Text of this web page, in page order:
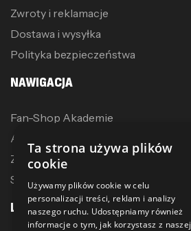
Zwroty i reklamacje
Dostawa i wysyłka
Polityka bezpieczeństwa
NAWIGACJA
Fan-Shop Akademie
Akcesoria treningowe
Zostań dystrybutorem
Sublimacja
LINKI
Ta strona używa plików
cookie
Używamy plików cookie w celu
personalizacji treści, reklam i analizy
naszego ruchu. Udostępniamy również
informacje o tym, jak korzystasz z naszej